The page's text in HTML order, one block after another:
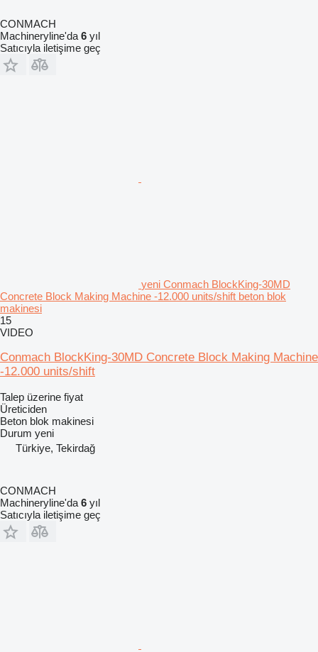
CONMACH
Machineryline'da 6 yıl
Satıcıyla iletişime geç
yeni Conmach BlockKing-30MD
Concrete Block Making Machine -12.000 units/shift beton blok
makinesi
15
VIDEO
Conmach BlockKing-30MD Concrete Block Making Machine
-12.000 units/shift
Talep üzerine fiyat
Üreticiden
Beton blok makinesi
Durum yeni
Türkiye, Tekirdağ
CONMACH
Machineryline'da 6 yıl
Satıcıyla iletişime geç